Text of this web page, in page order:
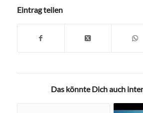
Eintrag teilen
Das könnte Dich auch